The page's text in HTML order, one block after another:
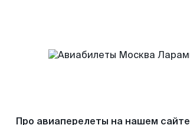
Про авиаперелеты на нашем сайте